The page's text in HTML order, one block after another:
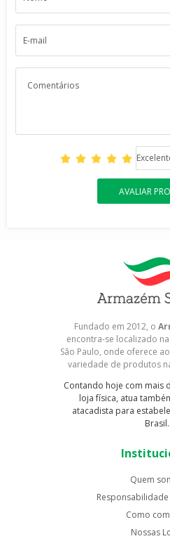
AVALIAR
Fundado em 2012, o
encontra-se localizado
São Paulo, onde oferece
variedade de produtos
Contando hoje com mais
loja física, atua
atacadista para
Brasil.
Quem
Como
Nossas